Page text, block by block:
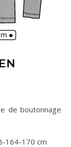
164-170 cm